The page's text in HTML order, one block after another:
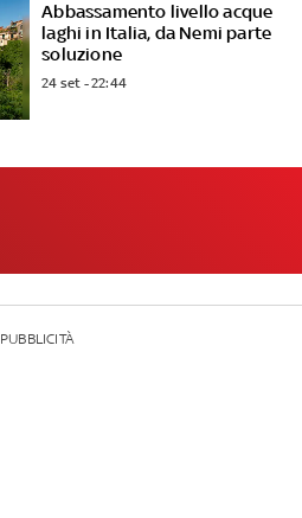
Abbassamento livello acque
laghi in Italia, da Nemi parte
soluzione
24 set - 22:44
PUBBLICITÀ